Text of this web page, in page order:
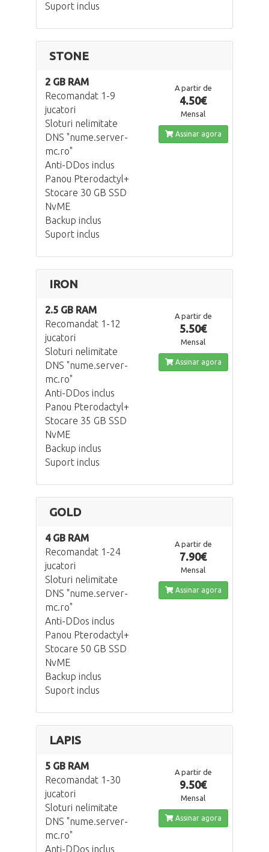
Suport inclus
STONE
2 GB RAM
Recomandat 1-9
jucatori
Sloturi nelimitate
DNS "nume.server-
mc.ro"
Anti-DDos inclus
Panou Pterodactyl+
Stocare 30 GB SSD
NvME
Backup inclus
Suport inclus
A partir de
4.50€
Mensal
Assinar agora
IRON
2.5 GB RAM
Recomandat 1-12
jucatori
Sloturi nelimitate
DNS "nume.server-
mc.ro"
Anti-DDos inclus
Panou Pterodactyl+
Stocare 35 GB SSD
NvME
Backup inclus
Suport inclus
A partir de
5.50€
Mensal
Assinar agora
GOLD
4 GB RAM
Recomandat 1-24
jucatori
Sloturi nelimitate
DNS "nume.server-
mc.ro"
Anti-DDos inclus
Panou Pterodactyl+
Stocare 50 GB SSD
NvME
Backup inclus
Suport inclus
A partir de
7.90€
Mensal
Assinar agora
LAPIS
5 GB RAM
Recomandat 1-30
jucatori
Sloturi nelimitate
DNS "nume.server-
mc.ro"
Anti-DDos inclus
A partir de
9.50€
Mensal
Assinar agora